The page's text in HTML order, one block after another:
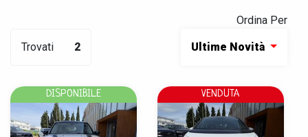
Trovati 2
Ordina Per
Ultime Novità
DISPONIBILE VENDUTA